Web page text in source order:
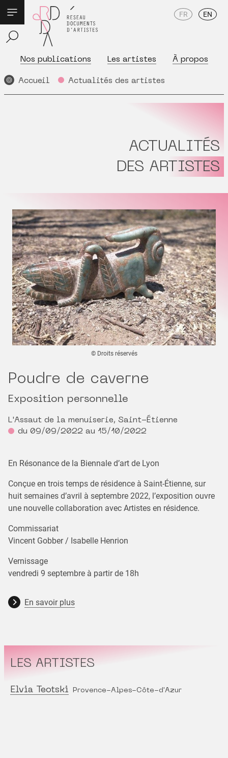
Nos publications Les artistes À propos
FR EN
Accueil Actualités des artistes
ACTUALITÉS
DES ARTISTES
© Droits réservés
Poudre de caverne
Exposition personnelle
L'Assaut de la menuiserie, Saint-Étienne
du 09/09/2022 au 15/10/2022
En Résonance de la Biennale d’art de Lyon
Conçue en trois temps de résidence à Saint-Étienne, sur
huit semaines d’avril à septembre 2022, l’exposition ouvre
une nouvelle collaboration avec Artistes en résidence.
Commissariat
Vincent Gobber / Isabelle Henrion
Vernissage
vendredi 9 septembre à partir de 18h
En savoir plus
LES ARTISTES
Elvia Teotski Provence-Alpes-Côte-d'Azur